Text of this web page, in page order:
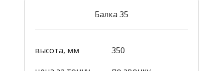
Балка 35
высота, мм
350